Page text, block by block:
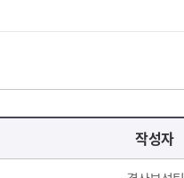
작성자